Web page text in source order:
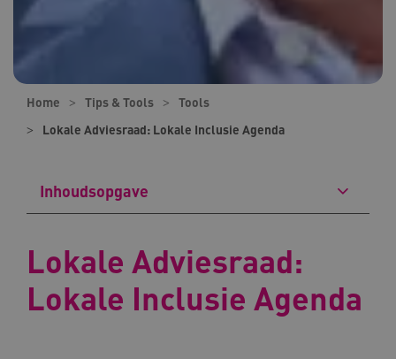
Home Tips & Tools
Tools
Lokale Adviesraad: Lokale Inclusie Agenda
Inhoudsopgave
Lokale Adviesraad:
Lokale Inclusie Agenda